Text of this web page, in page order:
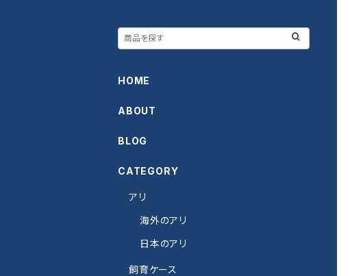
HOME
ABOUT
BLOG
CATEGORY
アリ
海外のアリ
日本のアリ
飼育ケース